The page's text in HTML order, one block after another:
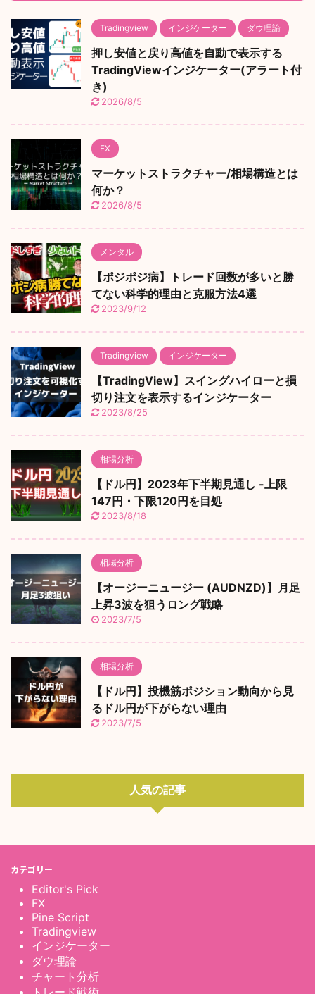
Tradingview インジケーター ダウ理論
押し安値と戻り高値を自動で表示する
TradingViewインジケーター(アラート付
き)
2026/8/5
FX
マーケットストラクチャー/相場構造とは
何か？
2026/8/5
メンタル
【ポジポジ病】トレード回数が多いと勝
てない科学的理由と克服方法4選
2023/9/12
Tradingview インジケーター
【TradingView】スイングハイローと損
切り注文を表示するインジケーター
2023/8/25
相場分析
【ドル円】2023年下半期見通し -上限
147円・下限120円を目処
2023/8/18
相場分析
【オージーニュージー (AUDNZD)】月足
上昇3波を狙うロング戦略
2023/7/5
相場分析
【ドル円】投機筋ポジション動向から見
るドル円が下がらない理由
2023/7/5
人気の記事
カテゴリー
Editor's Pick
FX
Pine Script
Tradingview
インジケーター
ダウ理論
チャート分析